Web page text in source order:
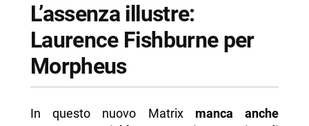
L’assenza illustre:
Laurence Fishburne per
Morpheus
In questo nuovo Matrix manca anche